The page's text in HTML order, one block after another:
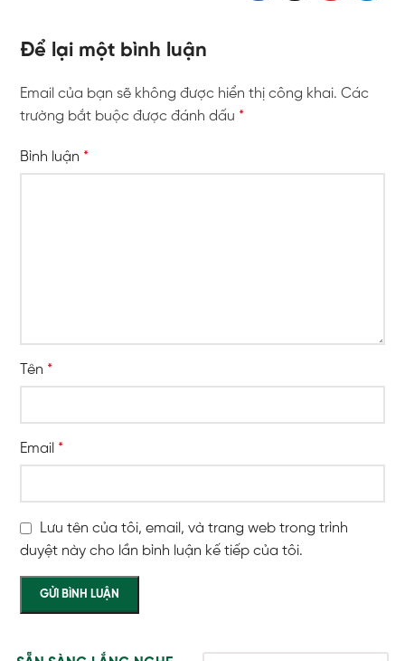
Để lại một bình luận
Email của bạn sẽ không được hiển thị công khai. Các
trường bắt buộc được đánh dấu *
Bình luận *
Tên *
Email *
Lưu tên của tôi, email, và trang web trong trình
duyệt này cho lần bình luận kế tiếp của tôi.